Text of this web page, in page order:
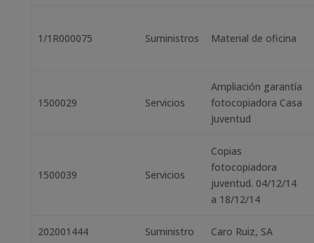
1/1R000075 Suministros Material de oficina
1500029 Servicios
Ampliación garantía
fotocopiadora Casa
Juventud
1500039 Servicios
Copias
fotocopiadora
juventud. 04/12/14
a 18/12/14
202001444 Suministro Caro Ruiz, SA